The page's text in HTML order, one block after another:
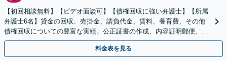
【初回相談無料】【ビデオ面談可】【債権回収に強い弁護士】【所属
弁護士6名】貸金の回収、売掛金、請負代金、賃料、養育費、その他
債権回収についての豊富な実績。公正証書の作成、内容証明郵便、仮
差押え、支払督促、訴訟、強制執行等。
料金表を見る